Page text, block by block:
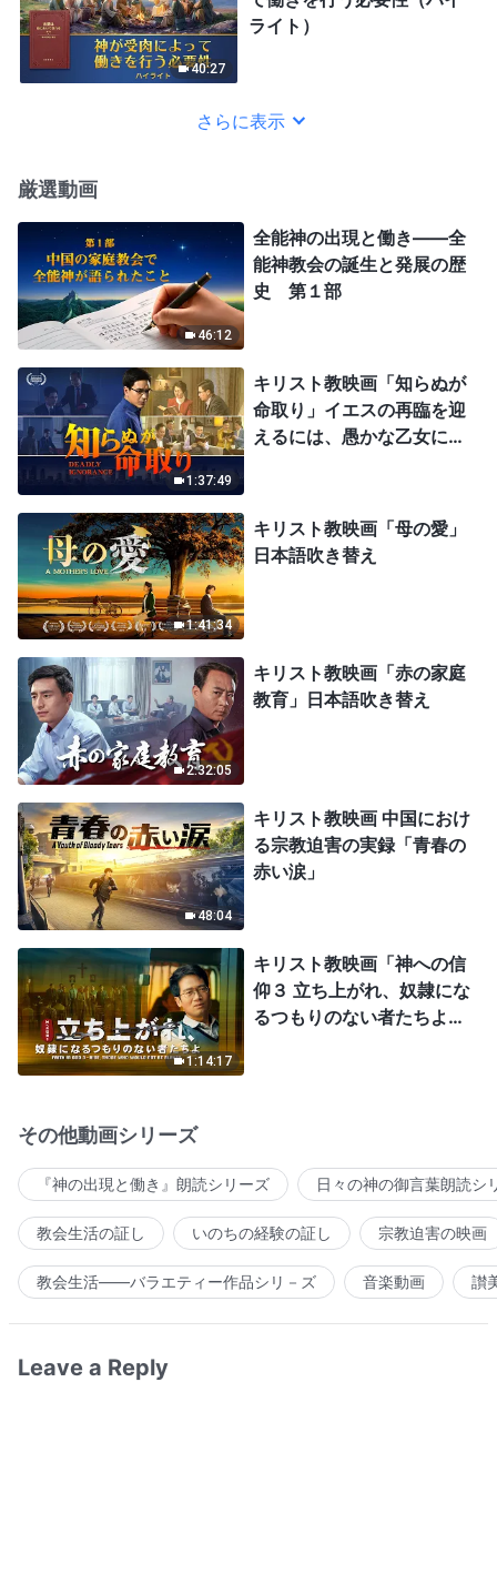
40:27
ライト）
さらに表示
厳選動画
46:12
全能神の出現と働き——全
能神教会の誕生と発展の歴
史 第１部
1:37:49
キリスト教映画「知らぬが
命取り」イエスの再臨を迎
えるには、愚かな乙女にな
1:41:34
キリスト教映画「母の愛」
日本語吹き替え
2:32:05
キリスト教映画「赤の家庭
教育」日本語吹き替え
48:04
キリスト教映画 中国におけ
る宗教迫害の実録「青春の
赤い涙」
1:14:17
キリスト教映画「神への信
仰３ 立ち上がれ、奴隷にな
るつもりのない者たちよ」
その他動画シリーズ
『神の出現と働き』朗読シリーズ 日々の神の御言葉朗読シ
教会生活の証し いのちの経験の証し 宗教迫害の映画
教会生活――バラエティー作品シリ－ズ 音楽動画 讃
Leave a Reply